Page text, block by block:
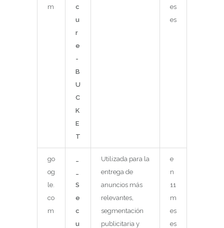
m
c
u
r
e
-
B
U
C
K
E
T
es
es
go
og
le.
co
m
S
e
c
u
Utilizada para la
entrega de
anuncios más
relevantes,
segmentación
publicitaria y
e
n
11
m
es
es